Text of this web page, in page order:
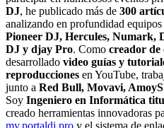
DJ, he publicado más de 300
analizando en profundidad
Pioneer DJ, Hercules, Numark,
DJ y djay Pro. Como creador de
desarrollado video guías y
reproducciones en YouTube,
junto a Red Bull, Movavi,
Soy Ingeniero en Informática
creado herramientas innovadoras
my.portaldj.pro y el sistema de